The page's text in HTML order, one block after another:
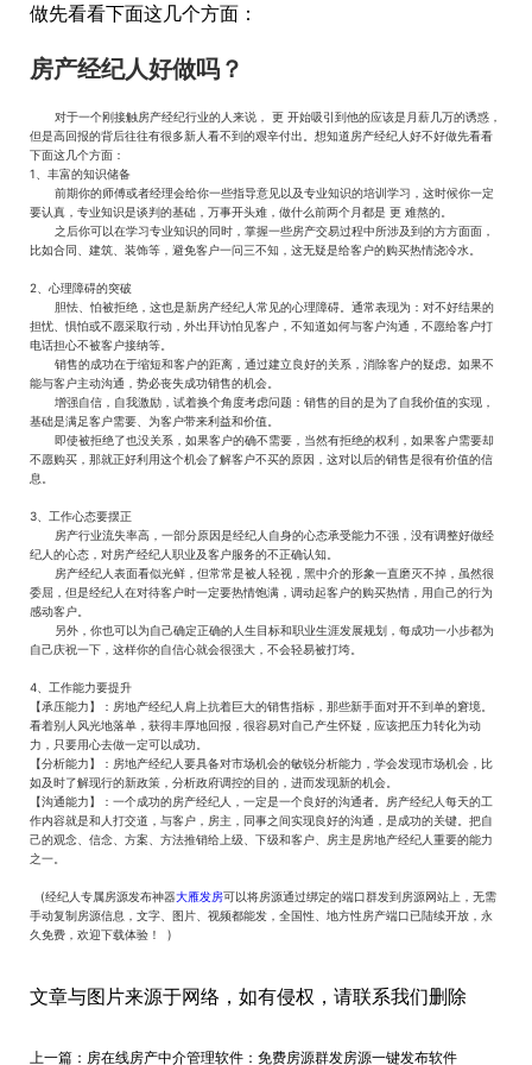
做先看看下面这几个方面：
房产经纪人好做吗？
对于一个刚接触房产经纪行业的人来说， 更 开始吸引到他的应该是月薪几万的诱惑，
但是高回报的背后往往有很多新人看不到的艰辛付出。想知道房产经纪人好不好做先看看
下面这几个方面：
1、丰富的知识储备
前期你的师傅或者经理会给你一些指导意见以及专业知识的培训学习，这时候你一定
要认真，专业知识是谈判的基础，万事开头难，做什么前两个月都是 更 难熬的。
之后你可以在学习专业知识的同时，掌握一些房产交易过程中所涉及到的方方面面，
比如合同、建筑、装饰等，避免客户一问三不知，这无疑是给客户的购买热情浇冷水。
2、心理障碍的突破
胆怯、怕被拒绝，这也是新房产经纪人常见的心理障碍。通常表现为：对不好结果的
担忧、惧怕或不愿采取行动，外出拜访怕见客户，不知道如何与客户沟通，不愿给客户打
电话担心不被客户接纳等。
销售的成功在于缩短和客户的距离，通过建立良好的关系，消除客户的疑虑。如果不
能与客户主动沟通，势必丧失成功销售的机会。
增强自信，自我激励，试着换个角度考虑问题：销售的目的是为了自我价值的实现，
基础是满足客户需要、为客户带来利益和价值。
即使被拒绝了也没关系，如果客户的确不需要，当然有拒绝的权利，如果客户需要却
不愿购买，那就正好利用这个机会了解客户不买的原因，这对以后的销售是很有价值的信
息。
3、工作心态要摆正
房产行业流失率高，一部分原因是经纪人自身的心态承受能力不强，没有调整好做经
纪人的心态，对房产经纪人职业及客户服务的不正确认知。
房产经纪人表面看似光鲜，但常常是被人轻视，黑中介的形象一直磨灭不掉，虽然很
委屈，但是经纪人在对待客户时一定要热情饱满，调动起客户的购买热情，用自己的行为
感动客户。
另外，你也可以为自己确定正确的人生目标和职业生涯发展规划，每成功一小步都为
自己庆祝一下，这样你的自信心就会很强大，不会轻易被打垮。
4、工作能力要提升
【承压能力】：房地产经纪人肩上抗着巨大的销售指标，那些新手面对开不到单的窘境。
看着别人风光地落单，获得丰厚地回报，很容易对自己产生怀疑，应该把压力转化为动
力，只要用心去做一定可以成功。
【分析能力】：房地产经纪人要具备对市场机会的敏锐分析能力，学会发现市场机会，比
如及时了解现行的新政策，分析政府调控的目的，进而发现新的机会。
【沟通能力】：一个成功的房产经纪人，一定是一个良好的沟通者。房产经纪人每天的工
作内容就是和人打交道，与客户，房主，同事之间实现良好的沟通，是成功的关键。把自
己的观念、信念、方案、方法推销给上级、下级和客户、房主是房地产经纪人重要的能力
之一。
(经纪人专属房源发布神器大雁发房可以将房源通过绑定的端口群发到房源网站上，无需
手动复制房源信息，文字、图片、视频都能发，全国性、地方性房产端口已陆续开放，永
久免费，欢迎下载体验！ )
文章与图片来源于网络，如有侵权，请联系我们删除
上一篇： 房在线房产中介管理软件：免费房源群发房源一键发布软件